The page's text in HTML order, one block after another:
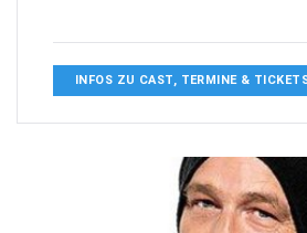
INFOS ZU CAST, TERMINE &